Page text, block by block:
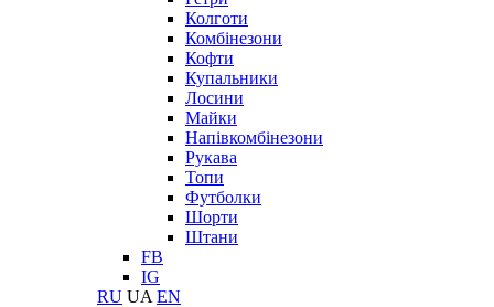
Колготи
Комбінезони
Кофти
Купальники
Лосини
Майки
Напівкомбінезони
Рукава
Топи
Футболки
Шорти
Штани
FB
IG
RU UA EN